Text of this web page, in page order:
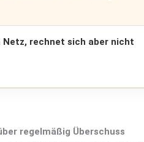
Netz, rechnet sich aber nicht
regelmäßig Überschuss